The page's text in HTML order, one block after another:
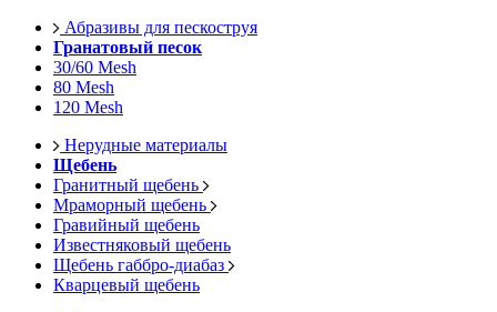
Абразивы для пескоструя
Гранатовый песок
30/60 Mesh
80 Mesh
120 Mesh
Нерудные материалы
Щебень
Гранитный щебень
Мраморный щебень
Гравийный щебень
Известняковый щебень
Щебень габбро-диабаз
Кварцевый щебень